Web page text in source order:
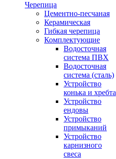
Черепица
Цементно-песчаная
Керамическая
Гибкая черепица
Комплектующие
Водосточная
система ПВХ
Водосточная
система (сталь)
Устройство
конька и хребта
Устройство
ендовы
Устройство
примыканий
Устройство
карнизного
свеса